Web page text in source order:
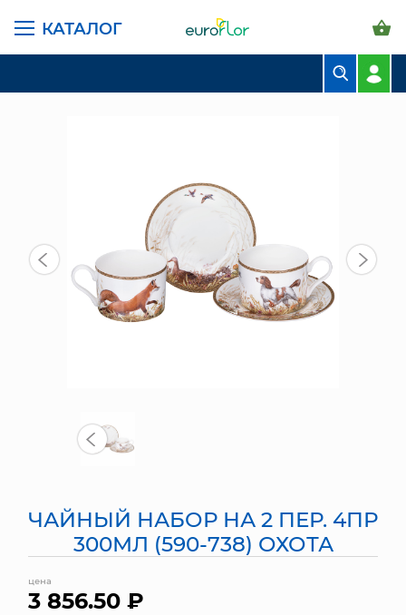
КАТАЛОГ
СВАДЕБНАЯ ФЛОРИСТИКА
КОМНАТНЫЕ РАСТЕНИЯ
ГОРШКИ И КАШПО
ГРУНТЫ И УДОБРЕНИЯ
ЯЩИКИ
СУНДУКИ
ИСКУССТВЕННЫЕ ЦВЕТЫ
ГЛАВНАЯ СТРАНИЦА КАТАЛОГ
ПРЕДМЕТЫ ИНТЕРЬЕРА
ЧАЙНЫЙ НАБОР НА 2 ПЕР. 4ПР
300МЛ (590-738) ОХОТА
цена
3 856.50 ₽